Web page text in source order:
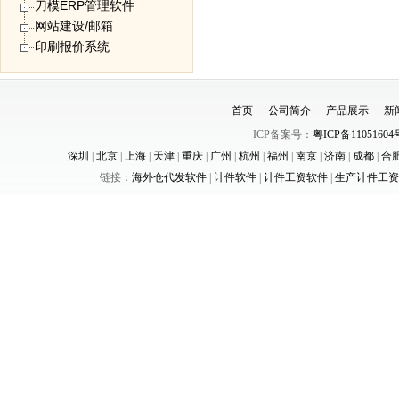
刀模ERP管理软件
网站建设/邮箱
印刷报价系统
首页 公司简介 产品展示
新
ICP备案号： 粤ICP备11051604
深圳
北京 上海 天津 重庆 广州 杭州 福州 南京 济南 成都 合
链接： 海外仓代发软件 计件软件 计件工资软件 生产计件工